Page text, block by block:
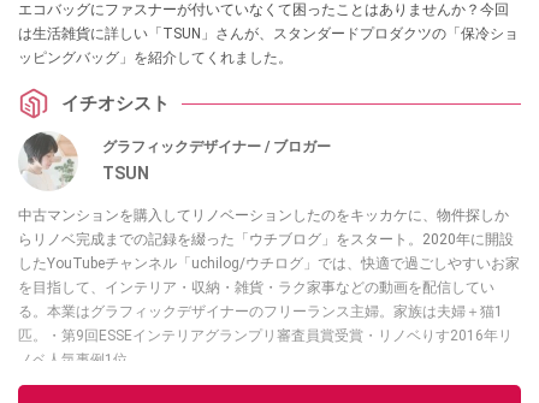
エコバッグにファスナーが付いていなくて困ったことはありませんか？今回
は生活雑貨に詳しい「TSUN」さんが、スタンダードプロダクツの「保冷ショ
ッピングバッグ」を紹介してくれました。
イチオシスト
グラフィックデザイナー / ブロガー
TSUN
中古マンションを購入してリノベーションしたのをキッカケに、物件探しか
らリノベ完成までの記録を綴った「ウチブログ」をスタート。2020年に開設
したYouTubeチャンネル「uchilog/ウチログ」では、快適で過ごしやすいお家
を目指して、インテリア・収納・雑貨・ラク家事などの動画を配信してい
る。本業はグラフィックデザイナーのフリーランス主婦。家族は夫婦＋猫1
匹。・第9回ESSEインテリアグランプリ審査員賞受賞・リノベりす2016年リ
ノベ人気事例1位